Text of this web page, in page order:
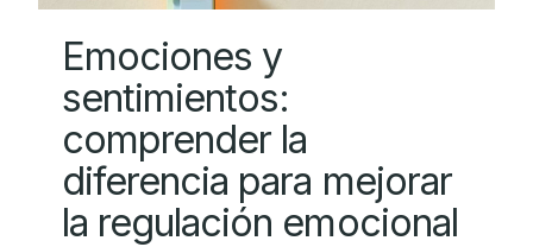
Emociones y
sentimientos:
comprender la
diferencia para mejorar
la regulación emocional